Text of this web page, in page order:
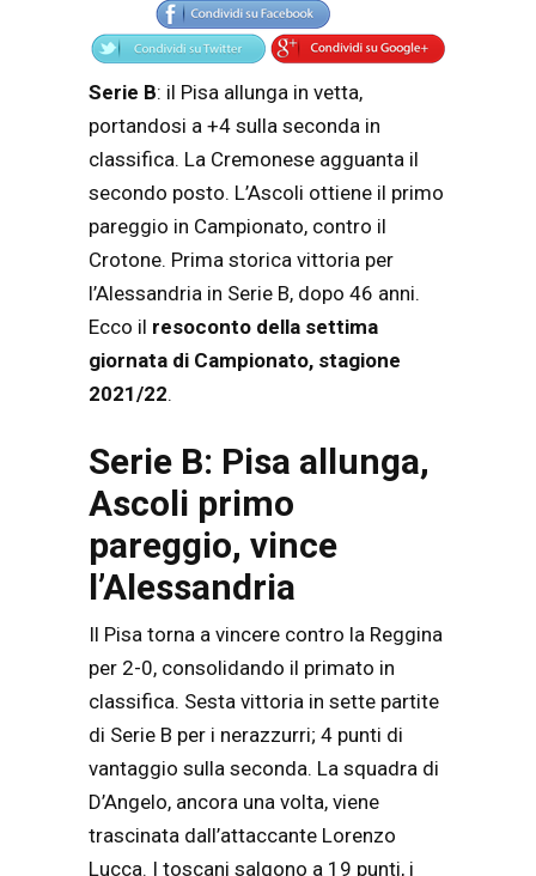
Serie B: il Pisa allunga in vetta,
portandosi a +4 sulla seconda in
classifica. La Cremonese agguanta il
secondo posto. L’Ascoli ottiene il primo
pareggio in Campionato, contro il
Crotone. Prima storica vittoria per
l’Alessandria in Serie B, dopo 46 anni.
Ecco il resoconto della settima
giornata di Campionato, stagione
2021/22.
Serie B: Pisa allunga,
Ascoli primo
pareggio, vince
l’Alessandria
Il Pisa torna a vincere contro la Reggina
per 2-0, consolidando il primato in
classifica. Sesta vittoria in sette partite
di Serie B per i nerazzurri; 4 punti di
vantaggio sulla seconda. La squadra di
D’Angelo, ancora una volta, viene
trascinata dall’attaccante Lorenzo
Lucca. I toscani salgono a 19 punti, i